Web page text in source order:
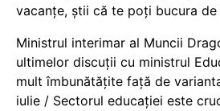
vacanţe, știi că te poți bucura
Ministrul interimar al Muncii
ultimelor discuții cu ministrul
mult îmbunătățite față de
iulie / Sectorul educației este